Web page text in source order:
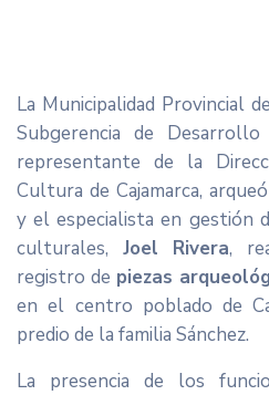
La Municipalidad Provincial
Subgerencia de
representante de la
Cultura de Cajamarca,
y el especialista en gestión
culturales, Joel Rivera,
registro de piezas
en el centro poblado de
predio de la familia Sánchez.
La presencia de los